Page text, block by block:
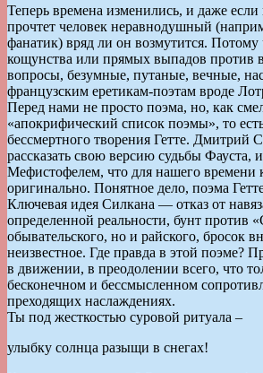
Теперь времена изменились, и даже
прочтет человек неравнодушный
фанатик) вряд ли он возмутится. Потому
кощунства или прямых выпадов против
вопросы, безумные, путаные, вечные,
французским еретикам-поэтам вроде
Перед нами не просто поэма, но, как
«апокрифический список поэмы», то
бессмертного творения Гетте. Дмитрий
рассказать свою версию судьбы Фауста,
Мефистофелем, что для нашего
оригинально. Понятное дело, поэма
Ключевая идея Силкана — отказ от
определенной реальности, бунт против
обывательского, но и райского, бросок
неизвестное. Где правда в этой поэме?
в движении, в преодолении всего, что
бесконечном и бессмысленном
преходящих наслаждениях.
Ты под жесткостью суровой ритуала –
улыбку солнца разыщи в снегах!